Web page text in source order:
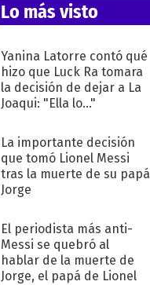
Lo más visto
Yanina Latorre contó qué
hizo que Luck Ra tomara
la decisión de dejar a La
Joaqui: "Ella lo..."
La importante decisión
que tomó Lionel Messi
tras la muerte de su papá
Jorge
El periodista más anti-
Messi se quebró al
hablar de la muerte de
Jorge, el papá de Lionel